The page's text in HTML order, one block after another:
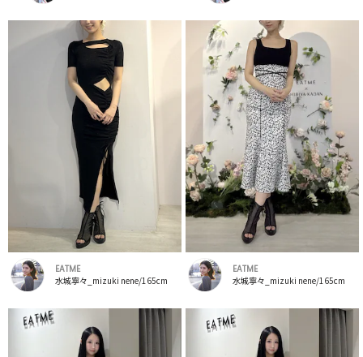
EATME
水城寧々_mizuki nene/165cm
EATME
水城寧々_mizuki nene/165cm